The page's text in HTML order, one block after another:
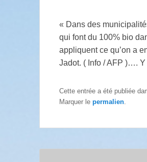
« Dans des
qui font du 100% bio
appliquent ce qu’on a
Jadot. ( Info / AFP )….
Cette entrée a été publiée
Marquer le permalien